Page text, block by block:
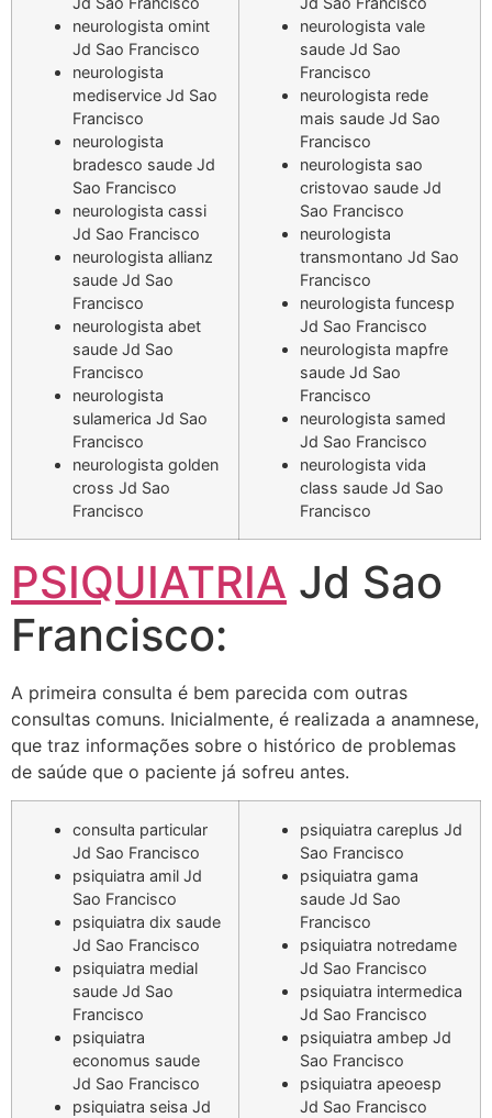
neurologista omint
Jd Sao Francisco
neurologista
mediservice Jd Sao
Francisco
neurologista
bradesco saude Jd
Sao Francisco
neurologista cassi
Jd Sao Francisco
neurologista allianz
saude Jd Sao
Francisco
neurologista abet
saude Jd Sao
Francisco
neurologista
sulamerica Jd Sao
Francisco
neurologista golden
cross Jd Sao
Francisco
neurologista vale
saude Jd Sao
Francisco
neurologista rede
mais saude Jd Sao
Francisco
neurologista sao
cristovao saude Jd
Sao Francisco
neurologista
transmontano Jd Sao
Francisco
neurologista funcesp
Jd Sao Francisco
neurologista mapfre
saude Jd Sao
Francisco
neurologista samed
Jd Sao Francisco
neurologista vida
class saude Jd Sao
Francisco
PSIQUIATRIA Jd Sao
Francisco:
A primeira consulta é bem parecida com outras
consultas comuns. Inicialmente, é realizada a anamnese,
que traz informações sobre o histórico de problemas
de saúde que o paciente já sofreu antes.
consulta particular
Jd Sao Francisco
psiquiatra amil Jd
Sao Francisco
psiquiatra dix saude
Jd Sao Francisco
psiquiatra medial
saude Jd Sao
Francisco
psiquiatra
economus saude
Jd Sao Francisco
psiquiatra seisa Jd
psiquiatra careplus Jd
Sao Francisco
psiquiatra gama
saude Jd Sao
Francisco
psiquiatra notredame
Jd Sao Francisco
psiquiatra intermedica
Jd Sao Francisco
psiquiatra ambep Jd
Sao Francisco
psiquiatra apeoesp
Jd Sao Francisco